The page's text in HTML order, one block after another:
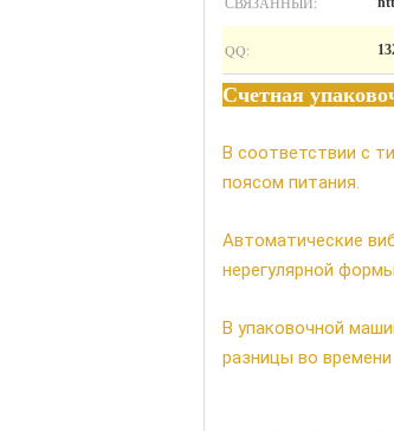
QQ:
Счетная
В соответствии с
поясом питания.
Автоматические
нерегулярной
В упаковочной
разницы во